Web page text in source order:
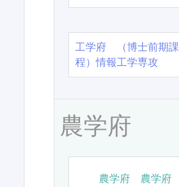
工学府 （博士前期課
程）情報工学専攻
農学府
農学府 農学府